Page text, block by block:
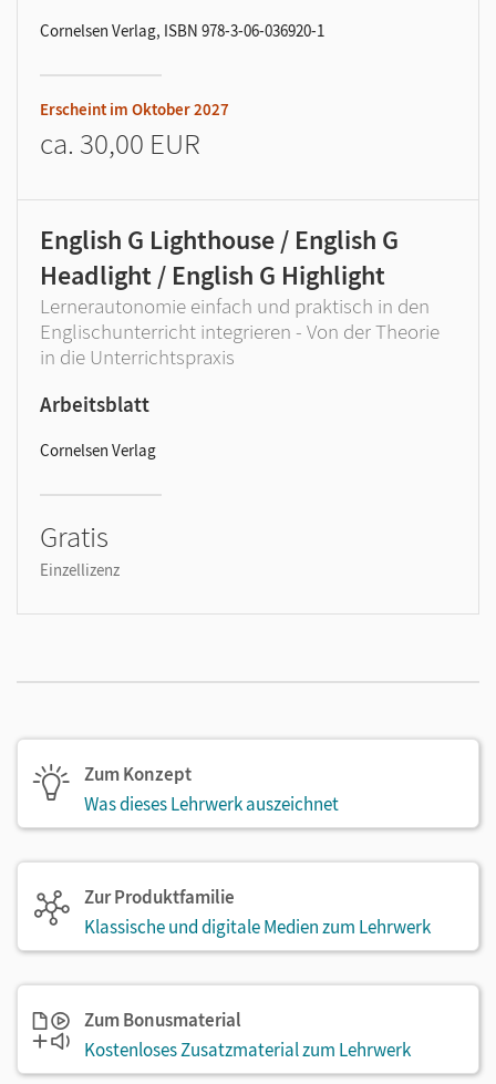
Cornelsen Verlag, ISBN 978-3-06-036920-1
Erscheint im Oktober 2027
ca. 30,00 EUR
English G Lighthouse / English G
Headlight / English G Highlight
Lernerautonomie einfach und praktisch in den
Englischunterricht integrieren - Von der Theorie
in die Unterrichtspraxis
Arbeitsblatt
Cornelsen Verlag
Gratis
Einzellizenz
Zum Konzept
Was dieses Lehrwerk auszeichnet
Zur Produktfamilie
Klassische und digitale Medien zum Lehrwerk
Zum Bonusmaterial
Kostenloses Zusatzmaterial zum Lehrwerk